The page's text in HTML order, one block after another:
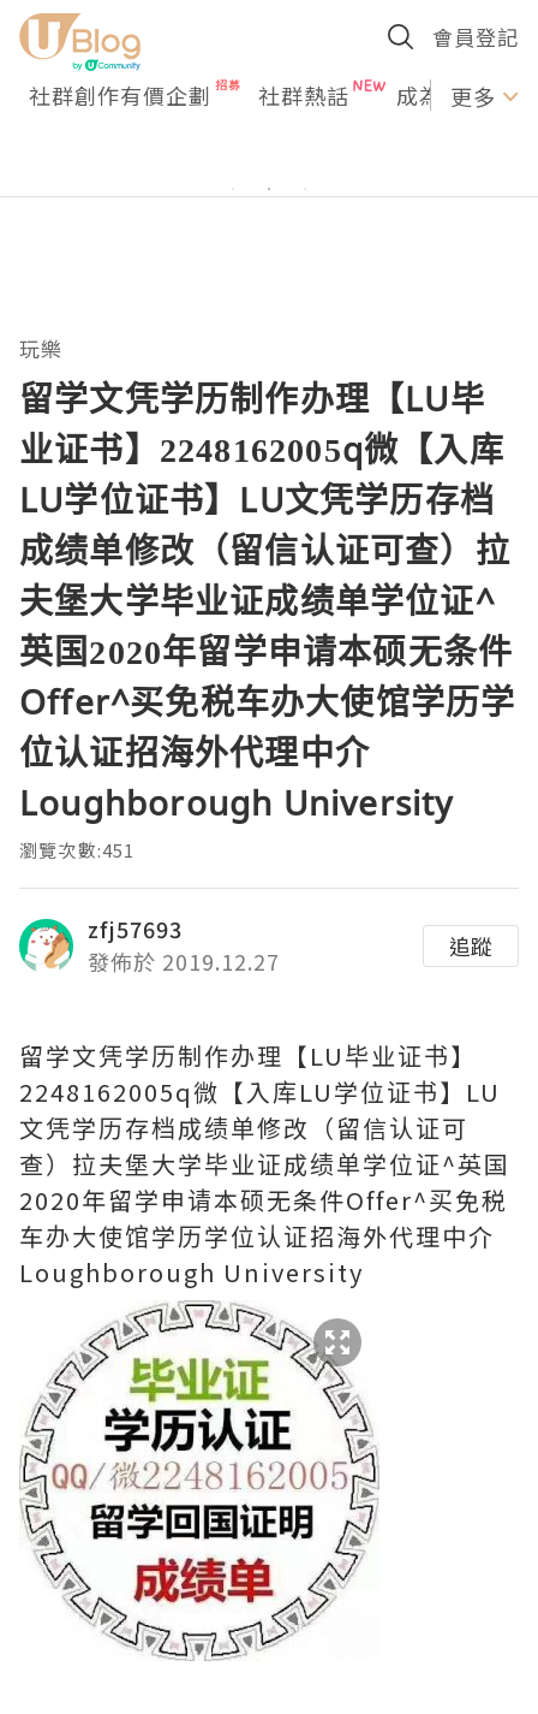
會員登記
社群創作有價企劃 社群熱話 成為U更多
玩樂
留学文凭学历制作办理【LU毕
业证书】2248162005q微【入库
LU学位证书】LU文凭学历存档
成绩单修改（留信认证可查）拉
夫堡大学毕业证成绩单学位证^
英国2020年留学申请本硕无条件
Offer^买免税车办大使馆学历学
位认证招海外代理中介
Loughborough University
瀏覽次數:451
zfj57693
發佈於 2019.12.27
追蹤
留学文凭学历制作办理【LU毕业证书】
2248162005q微【入库LU学位证书】LU
文凭学历存档成绩单修改（留信认证可
查）拉夫堡大学毕业证成绩单学位证^英国
2020年留学申请本硕无条件Offer^买免税
车办大使馆学历学位认证招海外代理中介
Loughborough University